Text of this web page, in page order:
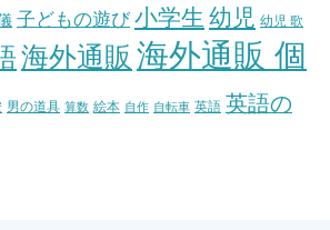
子どもの遊び 小学生 幼児 幼児 歌
海外通販 海外通販 個
男の道具 算数 絵本 自作 自転車 英語 英語の